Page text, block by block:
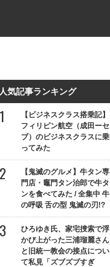
人気記事ランキング
【ビジネスクラス搭乗記】
フィリピン航空（成田ーセ
ブ）のビジネスクラスに乗
ってみた
【鬼滅のグルメ】牛タン専
門店・竈門タン治郎で牛タ
ンを食べてみた / 全集中 牛
の呼吸 舌の型 鬼滅の刃!?
ひろゆき氏、家宅捜索で浮
かび上がった三浦瑠麗さん
と旧統一教会の接点につい
て私見「ズブズブすぎ